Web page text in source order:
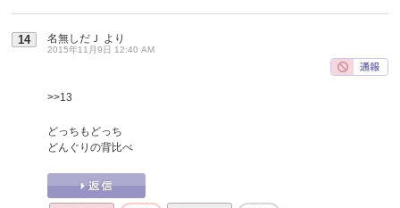
14 名無しだＪ より
2015年11月9日 12:40 AM
>>13
どっちもどっち
どんぐりの背比べ